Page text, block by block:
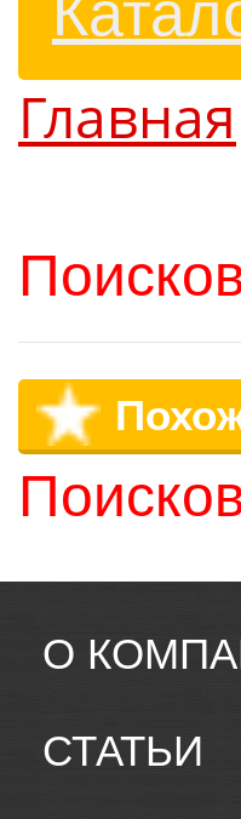
Главная
О
СТАТЬИ